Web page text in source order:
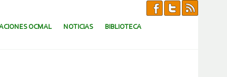
OCMAL NOTICIAS BIBLIOTECA